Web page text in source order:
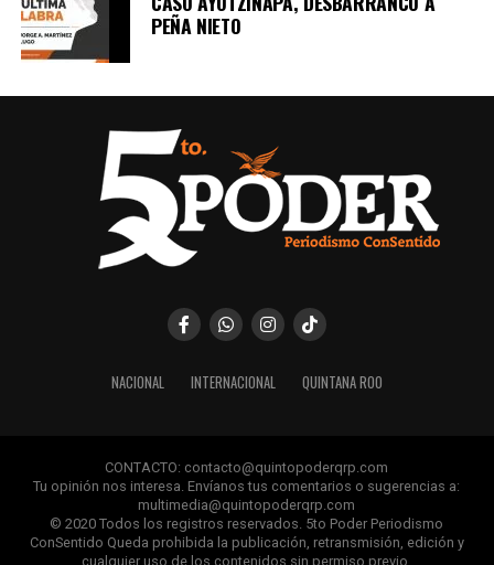
PEÑA NIETO
NACIONAL INTERNACIONAL QUINTANA ROO
CONTACTO: contacto@quintopoderqrp.com
Tu opinión nos interesa. Envíanos tus comentarios o sugerencias a:
multimedia@quintopoderqrp.com
© 2020 Todos los registros reservados. 5to Poder Periodismo
ConSentido Queda prohibida la publicación, retransmisión, edición y
cualquier uso de los contenidos sin permiso previo.